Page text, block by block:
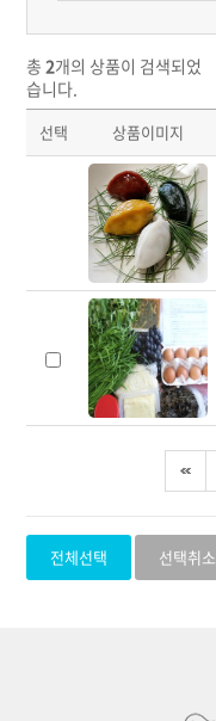
총2개의 상품이 검색되었
습니다.
선택 상품이미지
전체선택 선택취소